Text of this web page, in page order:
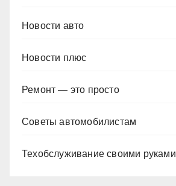
Новости авто
Новости плюс
Ремонт — это просто
Советы автомобилистам
Техобслуживание своими руками